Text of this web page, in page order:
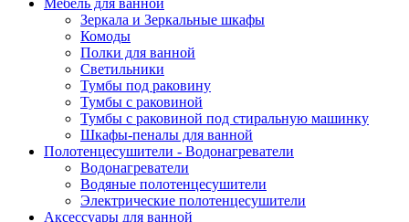
Мебель для ванной
Зеркала и Зеркальные шкафы
Комоды
Полки для ванной
Светильники
Тумбы под раковину
Тумбы с раковиной
Тумбы с раковиной под стиральную машинку
Шкафы-пеналы для ванной
Полотенцесушители - Водонагреватели
Водонагреватели
Водяные полотенцесушители
Электрические полотенцесушители
Аксессуары для ванной